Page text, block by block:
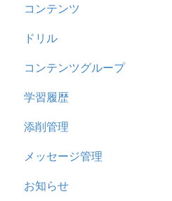
管理ユーザー・受講ユーザ
履歴
コンテンツ
CSV
ドキュメント
ビデオ
ドリル
2025年3月アップデート
2024年12月アップデート
2024年8月アップデート
2024年5月アップデート
2023年12月アップデート
2023年11月アップデート
2023年8月アップデート
【旧レイアウト】ユーザ
【旧レイアウト】ユーザ
基本操作
新レイアウト
旧レイアウト
コース詳細設定の参考
ストレスチェック
CSVについて
コンテンツ
ビデオ
ドキュメント
多言語表示
リンク
ドリル
概要
問題について
ドリルについて
【問題・ドリル】の参考
ドリルスキンについて
コンテンツグループ
学習履歴
添削管理
概要
基本操作
メッセージ管理
基本操作
お知らせ